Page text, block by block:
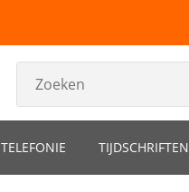
TELEFONIE TIJDSCHRIFTEN